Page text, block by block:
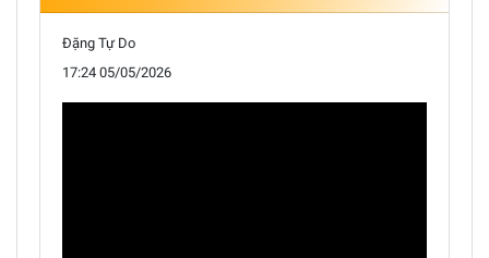
Đặng Tự Do
17:24 05/05/2026